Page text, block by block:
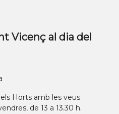
Vicenç al dia del
Horts amb les veus
de 13 a 13.30 h.